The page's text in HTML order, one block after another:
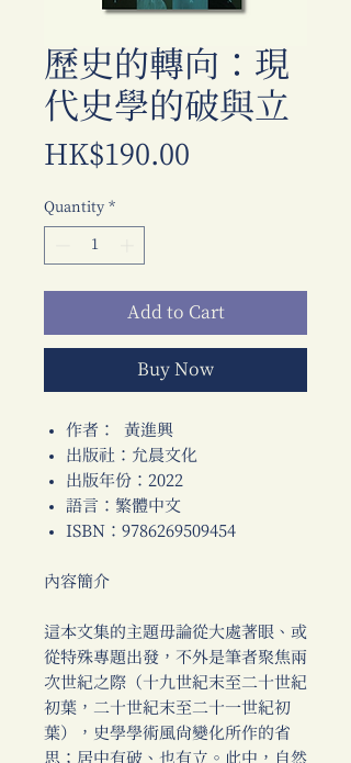
歷史的轉向：現
代史學的破與立
HK$190.00
Quantity *
Add to Cart
Buy Now
作者： 黃進興
出版社：允晨文化
出版年份：2022
語言：繁體中文
ISBN：9786269509454
內容簡介
這本文集的主題毋論從大處著眼、或
從特殊專題出發，不外是筆者聚焦兩
次世紀之際（十九世紀末至二十世紀
初葉，二十世紀末至二十一世紀初
葉），史學學術風尚變化所作的省